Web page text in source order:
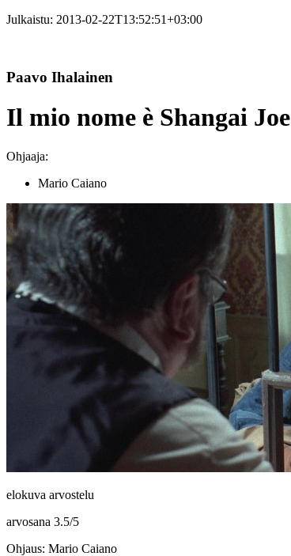
Julkaistu: 2013-02-22T13:52:51+03:00
Paavo Ihalainen
Il mio nome è Shangai
Ohjaaja:
Mario Caiano
elokuva arvostelu
arvosana 3.5/5
Ohjaus: Mario Caiano